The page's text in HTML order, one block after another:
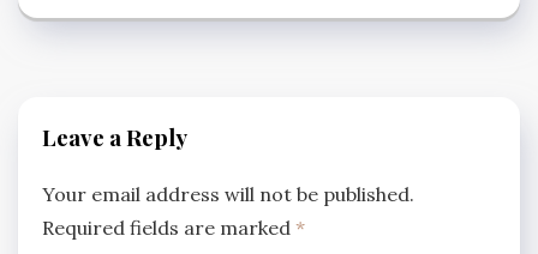
Leave a Reply
Your email address will not be published.
Required fields are marked *